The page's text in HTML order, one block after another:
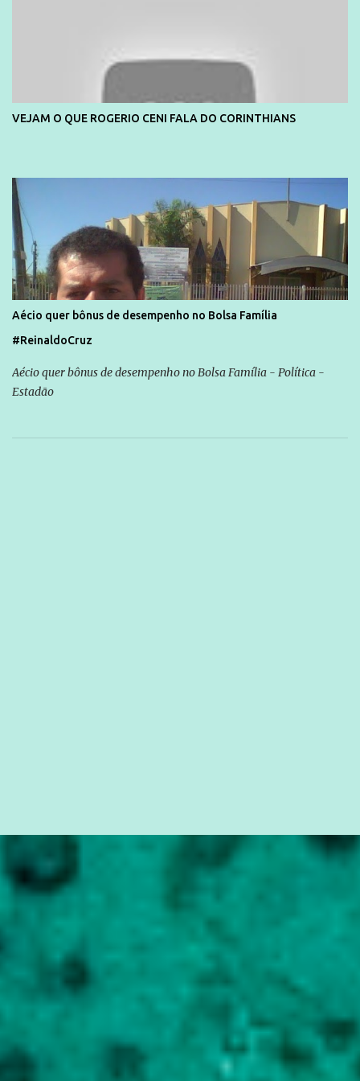
VEJAM O QUE ROGERIO CENI FALA DO CORINTHIANS
Aécio quer bônus de desempenho no Bolsa Família
#ReinaldoCruz
Aécio quer bônus de desempenho no Bolsa Família - Política -
Estadão